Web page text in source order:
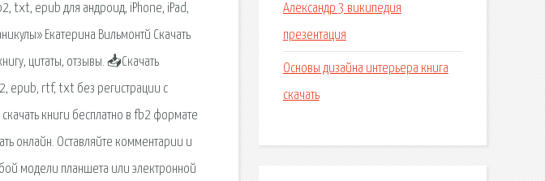
txt, epub для андроид, iPhone, iPad,
Екатерина Вильмонтй Скачать
цитаты, отзывы. 📥Скачать
epub, rtf, txt без регистрации с
книги бесплатно в fb2 формате
онлайн. Оставляйте комментарии и
модели планшета или электронной
Александр 3 википедия
презентация
Основы дизайна интерьера книга
скачать